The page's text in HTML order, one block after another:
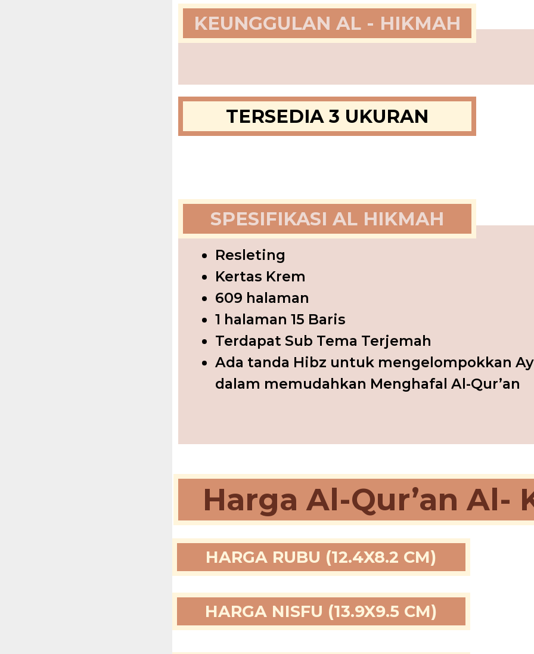
KEUNGGULAN AL - HIKMAH
TERSEDIA 3 UKURAN
SPESIFIKASI AL HIKMAH
Resleting
Kertas Krem
609 halaman
1 halaman 15 Baris
Terdapat Sub Tema Terjemah
Ada tanda Hibz untuk mengelompokkan
dalam memudahkan Menghafal Al-Qur’an
Harga Al-Qur’an Al-
HARGA RUBU (12.4X8.2 CM)
HARGA NISFU (13.9X9.5 CM)